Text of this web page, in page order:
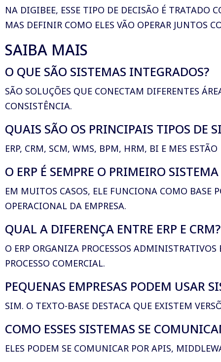
NA DIGIBEE, ESSE TIPO DE DECISÃO É TRATADO
MAS DEFINIR COMO ELES VÃO OPERAR JUNTOS
SAIBA MAIS
O QUE SÃO SISTEMAS INTEGRADOS?
SÃO SOLUÇÕES QUE CONECTAM DIFERENTES
CONSISTÊNCIA.
QUAIS SÃO OS PRINCIPAIS TIPOS DE
ERP, CRM, SCM, WMS, BPM, HRM, BI E MES
O ERP É SEMPRE O PRIMEIRO
EM MUITOS CASOS, ELE FUNCIONA COMO BASE
OPERACIONAL DA EMPRESA.
QUAL A DIFERENÇA ENTRE ERP E CRM?
O ERP ORGANIZA PROCESSOS
PROCESSO COMERCIAL.
PEQUENAS EMPRESAS PODEM USAR
SIM. O TEXTO-BASE DESTACA QUE EXISTEM
COMO ESSES SISTEMAS SE
ELES PODEM SE COMUNICAR POR APIS,